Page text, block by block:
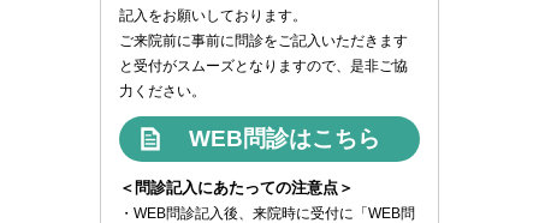
記入をお願いしております。
ご来院前に事前に問診をご記入いただきます
と受付がスムーズとなりますので、是非ご協
力ください。
WEB問診はこちら
＜問診記入にあたっての注意点＞
・WEB問診記入後、来院時に受付に「WEB問